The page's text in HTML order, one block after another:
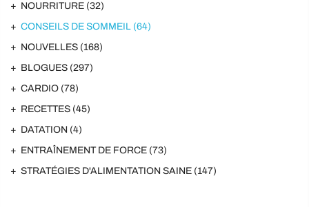
NOURRITURE (32)
CONSEILS DE SOMMEIL (64)
NOUVELLES (168)
BLOGUES (297)
CARDIO (78)
RECETTES (45)
DATATION (4)
ENTRAÎNEMENT DE FORCE (73)
STRATÉGIES D'ALIMENTATION SAINE (147)